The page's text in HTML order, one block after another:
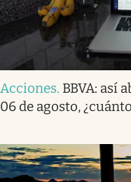
Acciones. BBVA: así
06 de agosto,